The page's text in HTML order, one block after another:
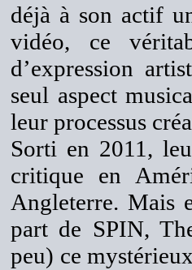
déjà à son actif
vidéo, ce
d’expression
seul aspect
leur processus
Sorti en 2011,
critique en
Angleterre. Mais
part de SPIN,
peu) ce